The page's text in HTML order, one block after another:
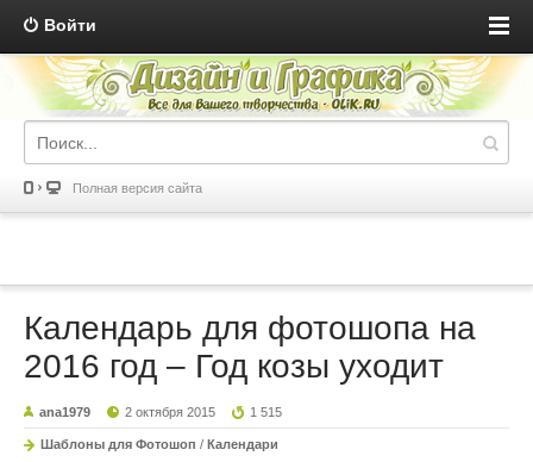
Войти
Полная версия сайта
Календарь для фотошопа на
2016 год – Год козы уходит
ana1979 2 октября 2015 1 515
Шаблоны для Фотошоп / Календари